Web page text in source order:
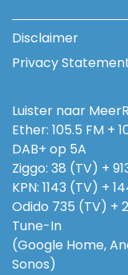
Disclaimer
Privacy
Luister naar
Ether: 105.5 FM +
DAB+ op 5A
Ziggo: 38 (TV) +
KPN: 1143 (TV) +
Odido 735 (TV) +
Tune-In
(Google Home,
Sonos)